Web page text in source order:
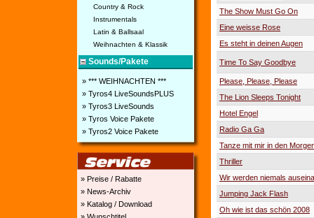
Country & Rock
Instrumentals
Latin & Ballsaal
Weihnachten & Klassik
Sounds/Pakete
» *** WEIHNACHTEN ***
» Tyros4 LiveSoundsPLUS
» Tyros3 LiveSounds
» Tyros Voice Pakete
» Tyros2 Voice Pakete
» Preise / Rabatte
» News-Archiv
» Katalog / Download
The Show Must Go On
Eine weisse Rose
Es steht in deinen Augen
Time To Say Goodbye
Please, Please, Please
The Lion Sleeps Tonight
Hotel Engel
Radio Ga Ga
Tanze mit mir in den
Thriller
Wir werden niemals
Jumping Jack Flash
Oh wie ist das schön 2008